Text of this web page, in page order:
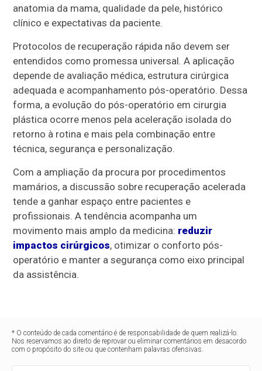
anatomia da mama, qualidade da pele, histórico
clínico e expectativas da paciente.
Protocolos de recuperação rápida não devem ser
entendidos como promessa universal. A aplicação
depende de avaliação médica, estrutura cirúrgica
adequada e acompanhamento pós-operatório. Dessa
forma, a evolução do pós-operatório em cirurgia
plástica ocorre menos pela aceleração isolada do
retorno à rotina e mais pela combinação entre
técnica, segurança e personalização.
Com a ampliação da procura por procedimentos
mamários, a discussão sobre recuperação acelerada
tende a ganhar espaço entre pacientes e
profissionais. A tendência acompanha um
movimento mais amplo da medicina: reduzir
impactos cirúrgicos, otimizar o conforto pós-
operatório e manter a segurança como eixo principal
da assistência.
* O conteúdo de cada comentário é de responsabilidade de quem realizá-lo.
Nos reservamos ao direito de reprovar ou eliminar comentários em desacordo
com o propósito do site ou que contenham palavras ofensivas.